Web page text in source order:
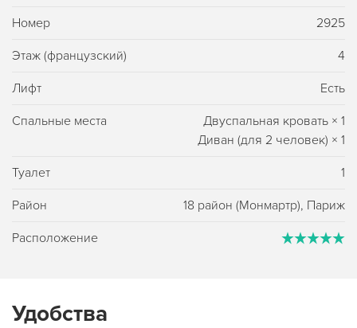
Номер 2925
Этаж (французский) 4
Лифт Есть
Спальные места Двуспальная кровать × 1
Диван (для 2 человек) × 1
Туалет 1
Район 18 район (Монмартр), Париж
Расположение
Удобства